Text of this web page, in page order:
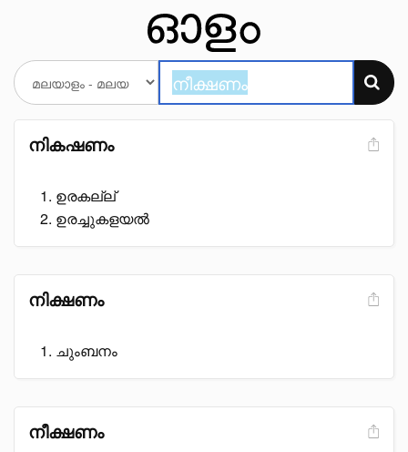
നികഷണം
ഉരകല്ല്
ഉരച്ചുകളയൽ
നിക്ഷണം
ചുംബനം
നീക്ഷണം